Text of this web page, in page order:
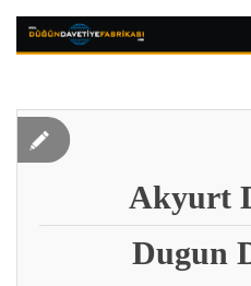
Akyurt
Dugun